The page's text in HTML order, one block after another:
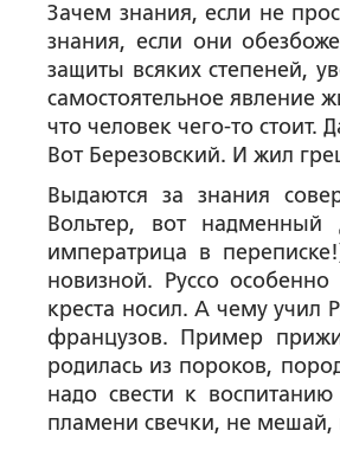
Зачем знания, если не
знания, если они
защиты всяких степеней,
самостоятельное явление
что человек чего-то
Вот Березовский. И жил
Выдаются за знания
Вольтер, вот
императрица в
новизной. Руссо
креста носил. А чему учил
французов. Пример
родилась из пороков,
надо свести к
пламени свечки, не мешай,